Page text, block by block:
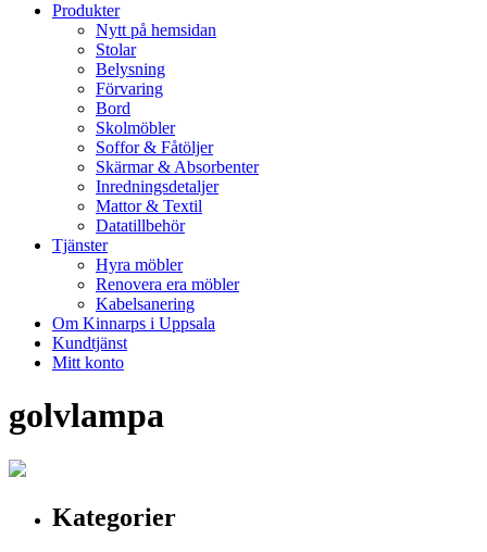
Produkter
Nytt på hemsidan
Stolar
Belysning
Förvaring
Bord
Skolmöbler
Soffor & Fåtöljer
Skärmar & Absorbenter
Inredningsdetaljer
Mattor & Textil
Datatillbehör
Tjänster
Hyra möbler
Renovera era möbler
Kabelsanering
Om Kinnarps i Uppsala
Kundtjänst
Mitt konto
golvlampa
Kategorier